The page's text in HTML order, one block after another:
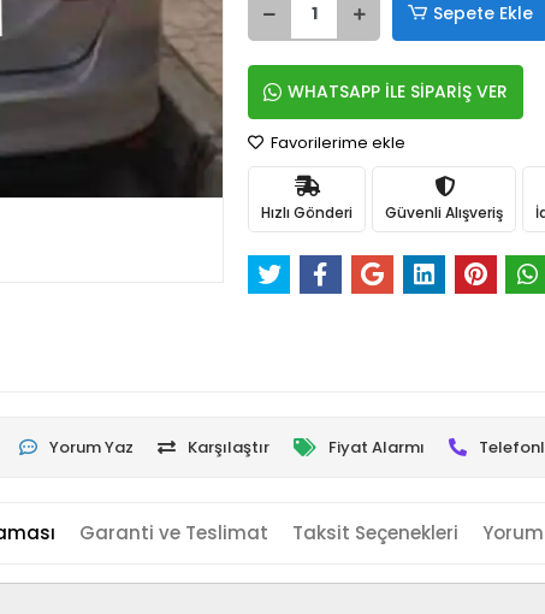
Sepete Ekle
WHATSAPP İLE SİPARİŞ VER
Favorilerime ekle
Hızlı Gönderi Güvenli Alışveriş
Yorum Yaz Karşılaştır Fiyat Alarmı
Garanti ve Teslimat Taksit Seçenekleri